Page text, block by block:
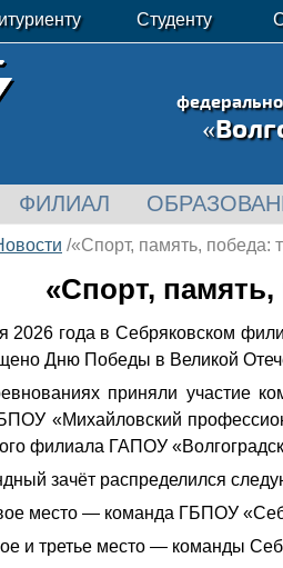
Студенту
ФИЛИАЛ
/«Спорт, память, победа:
«Спорт,
2026 года в Себряковском
Дню Победы в Великой
приняли участие
«Михайловский
филиала ГАПОУ
зачёт распределился
место — команда ГБПОУ
и третье место — команды